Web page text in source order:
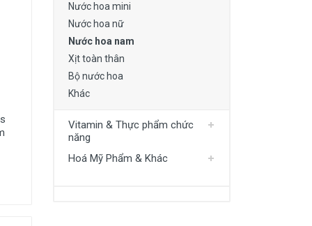
Nước hoa mini
Nước hoa nữ
Nước hoa nam
Xịt toàn thân
Bộ nước hoa
Khác
Vitamin & Thực phẩm chức
năng
Hoá Mỹ Phẩm & Khác